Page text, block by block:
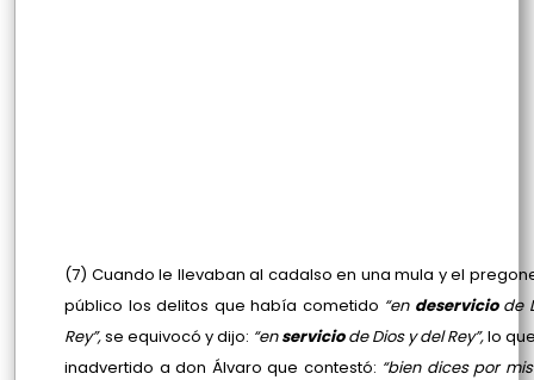
(7) Cuando le llevaban al cadalso en una mula y el
público los delitos que había cometido “en deserviciode
Rey”,se equivocó y dijo: “enserviciode Dios y del Rey”,lo
inadvertido a don Álvaro que contestó: “bien dices por